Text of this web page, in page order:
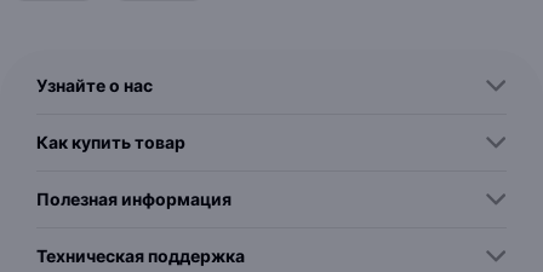
Узнайте о нас
Как купить товар
Полезная информация
Техническая поддержка